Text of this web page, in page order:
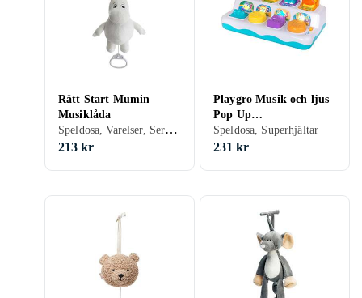
Rätt Start Mumin
Musiklåda
Speldosa, Varelser, Seriefigurer, Mumin, 0 - 2 år
213 kr
Playgro Musik och ljus
Pop Up
Djungelkompisar
Speldosa
Speldosa, Superhjältar
231 kr